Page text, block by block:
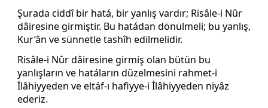
Şurada ciddî bir hatá, bir yanlış vardır; Risâle-i Nûr
dâiresine girmiştir. Bu hatádan dönülmeli; bu yanlış,
Kur’ân ve sünnetle tashîh edilmelidir.
Risâle-i Nûr dâiresine girmiş olan bütün bu
yanlışların ve hatáların düzelmesini rahmet-i
İlâhiyyeden ve eltáf-ı hafiyye-i İlâhiyyeden niyâz
ederiz.